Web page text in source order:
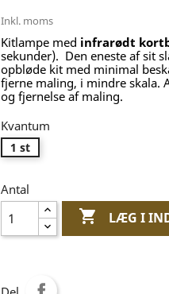
Inkl. moms
Kitlampe med infrarødt
sekunder). Den eneste af sit
opbløde kit med minimal
fjerne maling, i mindre skala.
og fjernelse af maling.
Kvantum
1 st
Antal
 LÆG I